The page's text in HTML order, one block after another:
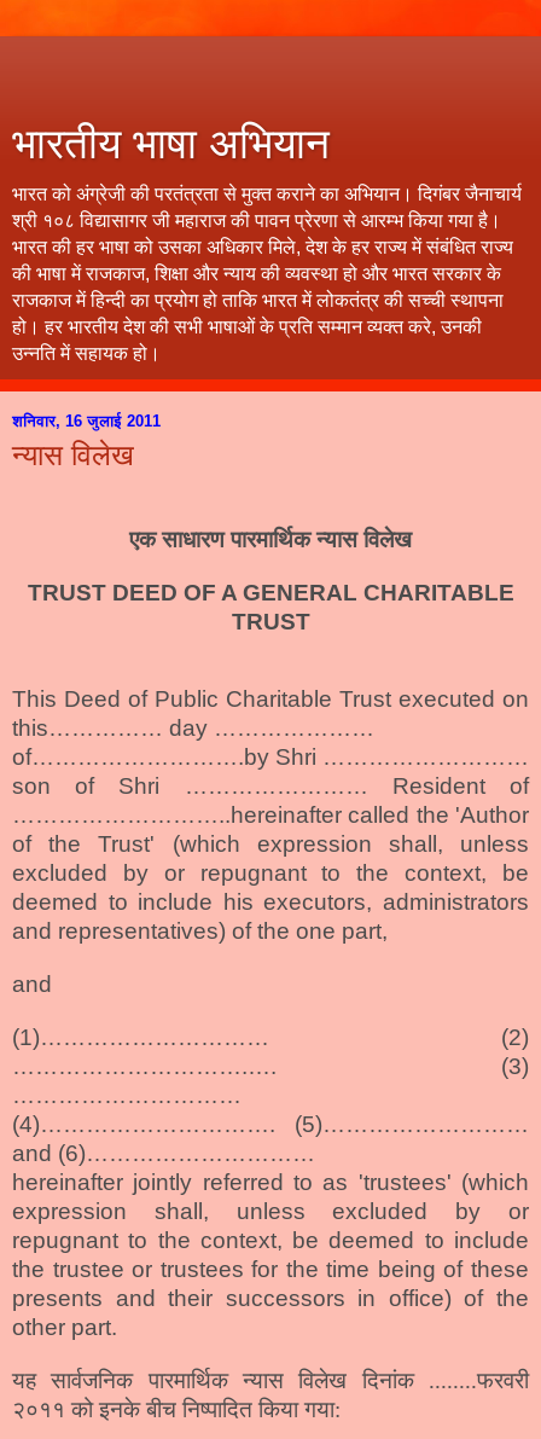
भारतीय भाषा अभियान
भारत को अंग्रेजी की परतंत्रता से मुक्त कराने का अभियान। दिगंबर जैनाचार्य
श्री १०८ विद्यासागर जी महाराज की पावन प्रेरणा से आरम्भ किया गया है।
भारत की हर भाषा को उसका अधिकार मिले, देश के हर राज्य में संबंधित राज्य
की भाषा में राजकाज, शिक्षा और न्याय की व्यवस्था हो और भारत सरकार के
राजकाज में हिन्दी का प्रयोग हो ताकि भारत में लोकतंत्र की सच्ची स्थापना
हो। हर भारतीय देश की सभी भाषाओं के प्रति सम्मान व्यक्त करे, उनकी
उन्नति में सहायक हो।
शनिवार, 16 जुलाई 2011
न्यास विलेख
एक साधारण पारमार्थिक न्यास विलेख
TRUST DEED OF A GENERAL CHARITABLE
TRUST
This Deed of Public Charitable Trust executed on
this…………… day …………………
of……………………….by Shri ………………………
son of Shri …………………… Resident of
………………………..hereinafter called the 'Author
of the Trust' (which expression shall, unless
excluded by or repugnant to the context, be
deemed to include his executors, administrators
and representatives) of the one part,
and
(1)………………………… (2)
………………………….…. (3)
…………………………
(4)…………………………. (5)………………………
and (6)…………………………
hereinafter jointly referred to as 'trustees' (which
expression shall, unless excluded by or
repugnant to the context, be deemed to include
the trustee or trustees for the time being of these
presents and their successors in office) of the
other part.
यह सार्वजनिक पारमार्थिक न्यास विलेख दिनांक ........फरवरी
२०११ को इनके बीच निष्पादित किया गया: